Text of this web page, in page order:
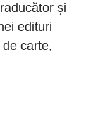
și
edituri
carte,